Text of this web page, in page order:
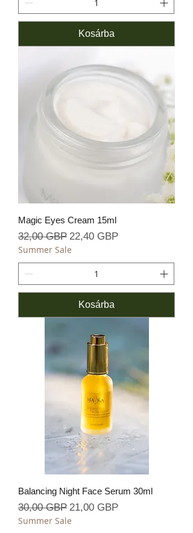
Kosárba
Magic Eyes Cream 15ml
Szokásos ár
32,00 GBP Akciós ár
22,40 GBP
Summer Sale
Kosárba
Balancing Night Face Serum 30ml
Szokásos ár
30,00 GBP Akciós ár
21,00 GBP
Summer Sale